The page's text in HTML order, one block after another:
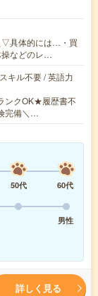
▽具体的には…・買
操などのレ…
キル不要 / 英語力
ンクOK★履歴書不
完備＼…
50代
60代
男性
詳しく見る